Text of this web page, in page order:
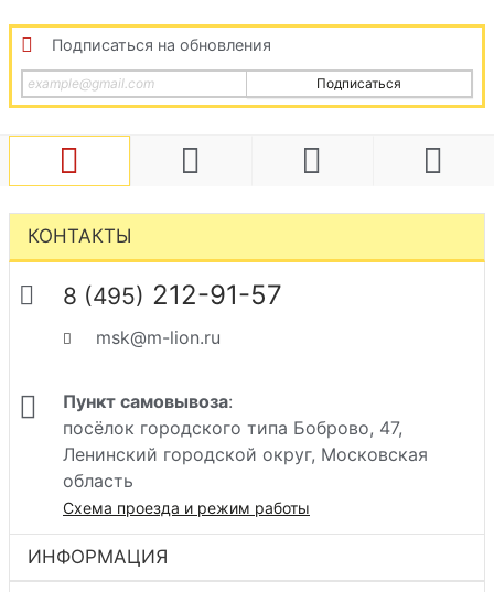
Подписаться на обновления
Подписаться
КОНТАКТЫ
8 (495) 212-91-57
msk@m-lion.ru
Пункт самовывоза:
посёлок городского типа Боброво, 47,
Ленинский городской округ, Московская
область
Схема проезда и режим работы
ИНФОРМАЦИЯ